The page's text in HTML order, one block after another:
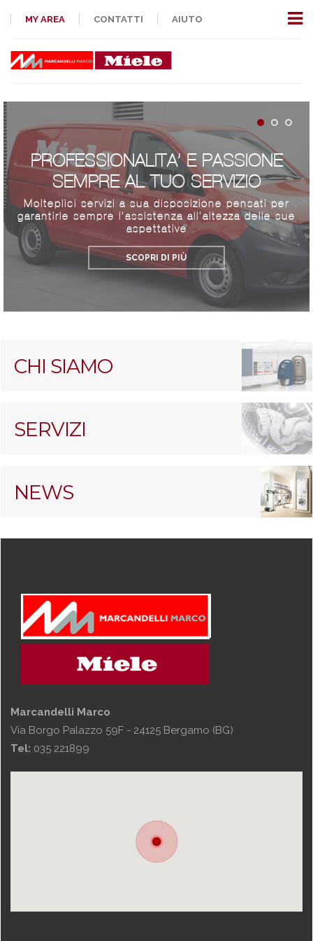
MY AREA CONTATTI AIUTO
PROFESSIONALITA’ E PASSIONE
SEMPRE AL TUO SERVIZIO
Molteplici servizi a sua disposizione pensati per
garantirle sempre l’assistenza all’altezza delle sue
aspettative
SCOPRI DI PIÙ
CHI SIAMO
SERVIZI
NEWS
Marcandelli Marco
Via Borgo Palazzo 59F - 24125 Bergamo (BG)
Tel: 035 221899